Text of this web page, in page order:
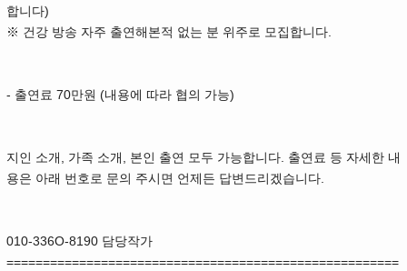
합니다)
※ 건강 방송 자주 출연해본적 없는 분 위주로 모집합니다.
- 출연료 70만원 (내용에 따라 협의 가능)
지인 소개, 가족 소개, 본인 출연 모두 가능합니다. 출연료 등 자세한 내
용은 아래 번호로 문의 주시면 언제든 답변드리겠습니다.
010-336O-8190 담당작가
======================================================